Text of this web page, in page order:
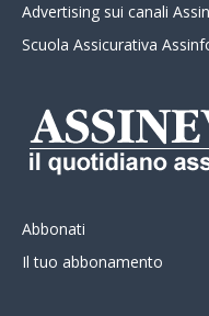
Advertising sui canali
Scuola Assicurativa
Abbonati
Il tuo abbonamento